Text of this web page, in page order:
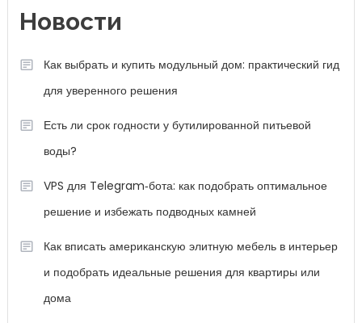
Новости
Как выбрать и купить модульный дом: практический гид
для уверенного решения
Есть ли срок годности у бутилированной питьевой
воды?
VPS для Telegram‑бота: как подобрать оптимальное
решение и избежать подводных камней
Как вписать американскую элитную мебель в интерьер
и подобрать идеальные решения для квартиры или
дома